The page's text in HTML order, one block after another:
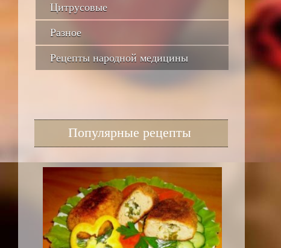
Цитрусовые
Разное
Рецепты народной медицины
Популярные рецепты